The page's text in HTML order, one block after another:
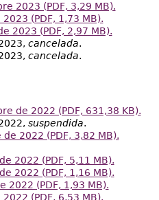
2023 (PDF, 3,29 MB).
(PDF, 1,73 MB).
2023 (PDF, 2,97 MB).
cancelada.
cancelada.
de 2022 (PDF, 631,38 KB).
suspendida.
2022 (PDF, 3,82 MB).
2022 (PDF, 5,11 MB).
2022 (PDF, 1,16 MB).
2022 (PDF, 1,93 MB).
(PDF, 6,53 MB).